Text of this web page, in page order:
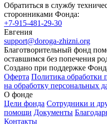
Обратиться в службу
сторонниками Фонда:
+7-915-481-29-30
Евгения
support@doroga-zhizni.org
Благотворительный фонд
оставшимся без попечения
Создано при поддержке
Оферта Политика обработки
на обработку персональных
О фонде
Цели фонда Сотрудники и
помощи Документы
Контакты